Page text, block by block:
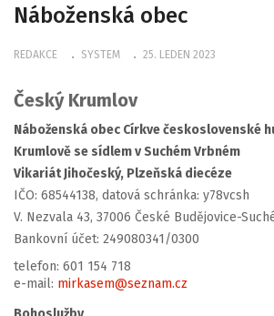
Náboženská obec
REDAKCE SYSTEM 25. LEDEN 2023
Český Krumlov
Náboženská obec Církve československé
Krumlově se sídlem v Suchém Vrbném
Vikariát Jihočeský, Plzeňská diecéze
IČO: 68544138, datová schránka: y78vcsh
V. Nezvala 43, 37006 České Budějovice-
Bankovní účet: 249080341/0300
telefon: 601 154 718
e-mail: mirkasem@seznam.cz